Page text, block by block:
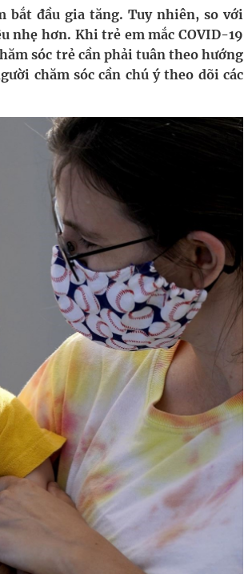
đồng
đăng ký khám theo yêu
bắt đầu gia tăng. Tuy nhiên, so với
nhẹ hơn. Khi trẻ em mắc COVID-19
sóc trẻ cần phải tuân theo hướng
chăm sóc cần chú ý theo dõi các